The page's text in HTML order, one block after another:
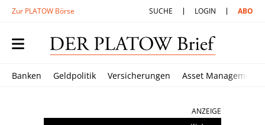
Zur PLATOW Börse SUCHE LOGIN ABO
Banken Geldpolitik Versicherungen Asset Management
ANZEIGE